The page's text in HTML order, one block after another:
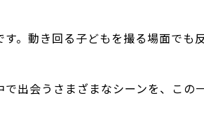
。動き回る子どもを撮る場面でも
出会うさまざまなシーンを、こ